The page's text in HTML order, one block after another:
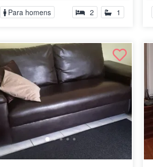
Para homens 2 1